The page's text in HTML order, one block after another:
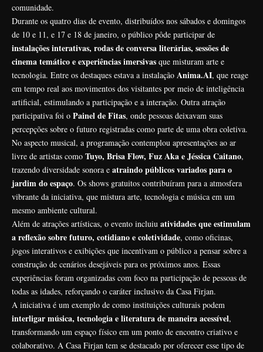
comunidade.
Durante os quatro dias de evento, distribuídos nos sábados e domingos
de 10 e 11, e 17 e 18 de janeiro, o público pôde participar de
instalações interativas, rodas de conversa literárias, sessões de
cinema temático e experiências imersivas que misturam arte e
tecnologia. Entre os destaques estava a instalação Anima.AI, que reage
em tempo real aos movimentos dos visitantes por meio de inteligência
artificial, estimulando a participação e a interação. Outra atração
participativa foi o Painel de Fitas, onde pessoas deixavam suas
percepções sobre o futuro registradas como parte de uma obra coletiva.
No aspecto musical, a programação contemplou apresentações ao ar
livre de artistas como Tuyo, Brisa Flow, Fuz Aka e Jéssica Caitano,
trazendo diversidade sonora e atraindo públicos variados para o
jardim do espaço. Os shows gratuitos contribuíram para a atmosfera
vibrante da iniciativa, que mistura arte, tecnologia e música em um
mesmo ambiente cultural.
Além de atrações artísticas, o evento incluiu atividades que estimulam
a reflexão sobre futuro, cotidiano e coletividade, como oficinas,
jogos interativos e exibições que incentivam o público a pensar sobre a
construção de cenários desejáveis para os próximos anos. Essas
experiências foram organizadas com foco na participação de pessoas de
todas as idades, reforçando o caráter inclusivo da Casa Firjan.
A iniciativa é um exemplo de como instituições culturais podem
interligar música, tecnologia e literatura de maneira acessível,
transformando um espaço físico em um ponto de encontro criativo e
colaborativo. A Casa Firjan tem se destacado por oferecer esse tipo de